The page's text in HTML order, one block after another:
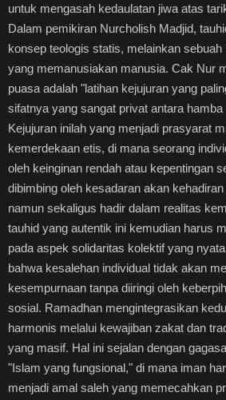
untuk mengasah kedaulatan jiwa atas
Dalam pemikiran Nurcholish Madjid,
konsep teologis statis, melainkan
yang memanusiakan manusia. Cak Nur
puasa adalah "latihan kejujuran yang
sifatnya yang sangat privat antara
Kejujuran inilah yang menjadi prasyarat
kemerdekaan etis, di mana seorang
oleh keinginan rendah atau kepentingan
dibimbing oleh kesadaran akan
namun sekaligus hadir dalam realitas
tauhid yang autentik ini kemudian harus
pada aspek solidaritas kolektif yang
bahwa kesalehan individual tidak akan
kesempurnaan tanpa diiringi oleh
sosial. Ramadhan mengintegrasikan
harmonis melalui kewajiban zakat dan
yang masif. Hal ini sejalan dengan
"Islam yang fungsional," di mana iman
menjadi amal saleh yang memecahkan